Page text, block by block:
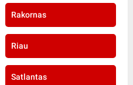
Rakornas
Riau
Satlantas